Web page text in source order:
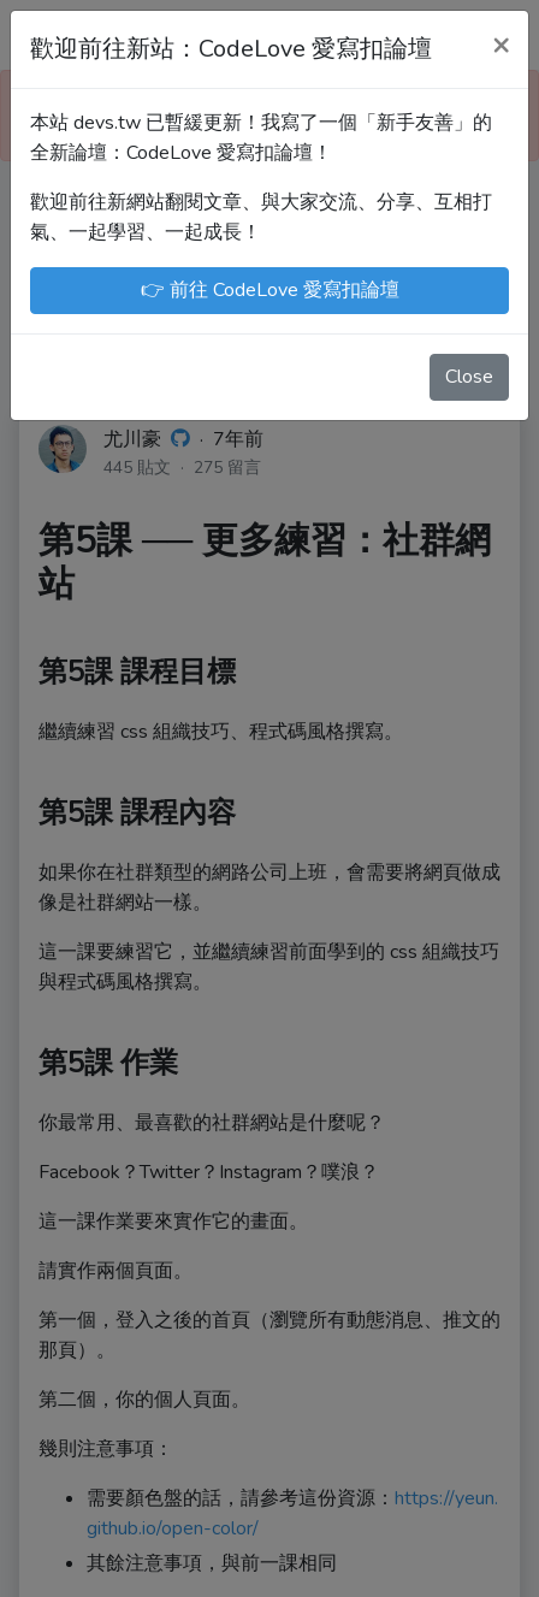
Devs.tw 寫程式討論區
請到新網站「CodeLove 愛寫扣論壇」！
Devs.tw 是讓工程師寫筆記、網誌的平台。歡迎
您隨手紀錄、寫作，方便日後搜尋！
尤川豪
Enoxs
chenjenping
尤川豪 · 7年前
445 貼文 · 275 留言
第5課 ── 更多練習：社群網
站
第5課 課程目標
繼續練習 css 組織技巧、程式碼風格撰寫。
第5課 課程內容
如果你在社群類型的網路公司上班，會需要將網頁做成
像是社群網站一樣。
這一課要練習它，並繼續練習前面學到的 css 組織技巧
與程式碼風格撰寫。
第5課 作業
你最常用、最喜歡的社群網站是什麼呢？
Facebook？Twitter？Instagram？噗浪？
這一課作業要來實作它的畫面。
請實作兩個頁面。
第一個，登入之後的首頁（瀏覽所有動態消息、推文的
那頁）。
第二個，你的個人頁面。
幾則注意事項：
需要顏色盤的話，請參考這份資源： https://yeun.
github.io/open-color/
其餘注意事項，與前一課相同
歡迎前往新站：CodeLove 愛寫扣論壇 ×
本站 devs.tw 已暫緩更新！我寫了一個「新手友善」的
全新論壇：CodeLove 愛寫扣論壇！
歡迎前往新網站翻閱文章、與大家交流、分享、互相打
氣、一起學習、一起成長！
👉 前往 CodeLove 愛寫扣論壇
Close